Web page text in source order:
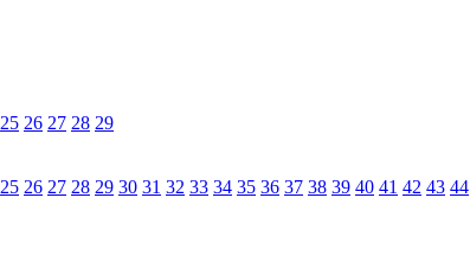
25 26 27 28 29
25 26 27 28 29 30 31 32 33 34 35 36 37 38 39 40 41 42 43 44